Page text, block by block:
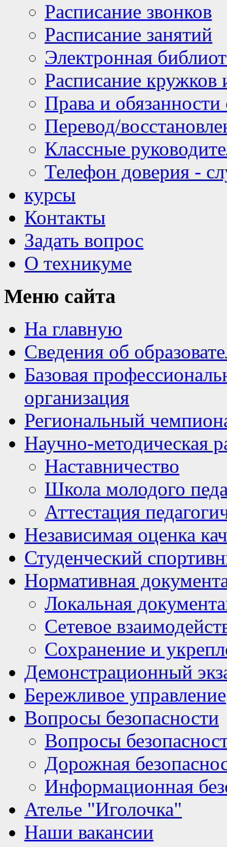
Расписание звонков
Расписание занятий
Электронная
Расписание кружков
Права и
Перевод/
Классные
Телефон доверия -
курсы
Контакты
Задать вопрос
О техникуме
Меню сайта
На главную
Сведения об
Базовая
организация
Региональный
Научно-методическая
Наставничество
Школа молодого
Аттестация
Независимая оценка
Студенческий
Нормативная
Локальная
Сетевое
Сохранение и
Демонстрационный
Бережливое управление
Вопросы безопасности
Вопросы
Дорожная
Информационная
Ателье "Иголочка"
Наши вакансии